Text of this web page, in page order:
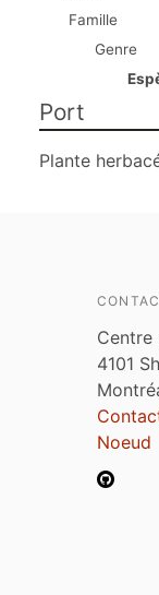
Famille
Genre
Port
Plante
Centre
4101
Noeud